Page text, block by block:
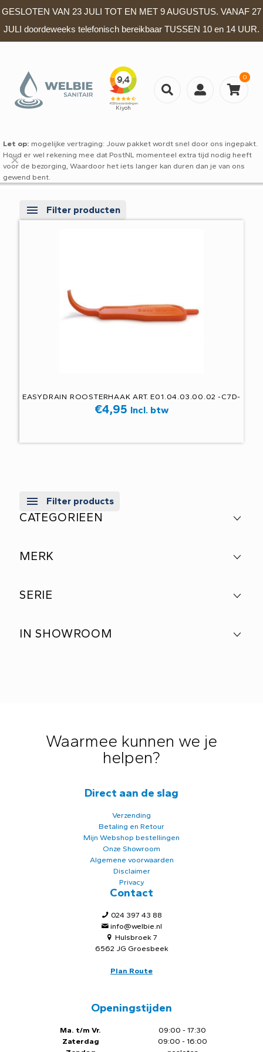
GESLOTEN VAN 23 JULI TOT EN MET 9 AUGUSTUS. VANAF 27
JULI doordeweeks telefonisch bereikbaar TUSSEN 10 en 14 UUR.
0
Let op: mogelijke vertraging: Jouw pakket wordt snel door ons ingepakt.
Houd er wel rekening mee dat PostNL momenteel extra tijd nodig heeft
voor de bezorging, Waardoor het iets langer kan duren dan je van ons
gewend bent.
✕
Filter producten
EASYDRAIN ROOSTERHAAK ART. E01.04.03.00.02 -C7D-
€4,95 Incl. btw
Filter products
CATEGORIEEN
MERK
SERIE
IN SHOWROOM
Waarmee kunnen we je
helpen?
Direct aan de slag
Verzending
Betaling en Retour
Mijn Webshop bestellingen
Onze Showroom
Algemene voorwaarden
Disclaimer
Privacy
Contact
024 397 43 88
info@welbie.nl
Hulsbroek 7
6562 JG Groesbeek
Plan Route
Openingstijden
Ma. t/m Vr.
Zaterdag
09:00 - 17:30
09:00 - 16:00